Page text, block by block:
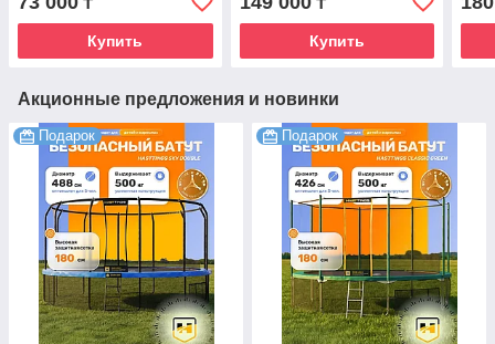
Купить Купить
Акционные предложения и новинки
Подарок Подарок